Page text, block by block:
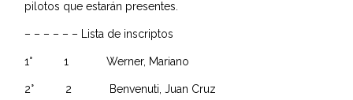
pilotos que estarán presentes.
– – – – – – Lista de inscriptos
1° 1 Werner, Mariano
2° 2 Benvenuti, Juan Cruz